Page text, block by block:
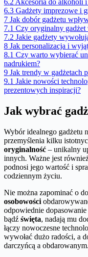
6.3 Gadżety imprezowe i
7 Jak dobór gadżetu
7.1 Czy oryginalny
7.2 Jakie gadżety
8 Jak personalizacja i
8.1 Czy warto wybierać
nadrukiem?
9 Jak trendy w gadżetach
9.1 Jakie nowości
prezentowych inspiracji?
Jak wybrać
Wybór idealnego gadżetu
przemyślenia kilku
oryginalność – unikalny
innych. Ważne jest
podnosi jego wartość i
codziennym życiu.
Nie można zapominać o
osobowości
odpowiednie
bądź święta, nadają mu
łączy nowoczesne
wywołać dużo radości, a
darczyńcą a obdarowanym.